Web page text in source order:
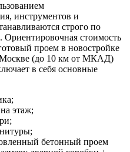
инструментов и
строго по
Ориентировочная стоимость
проем в новостройке
Москве (до 10 км от МКАД)
в себя основные
этаж;
бетонный проем